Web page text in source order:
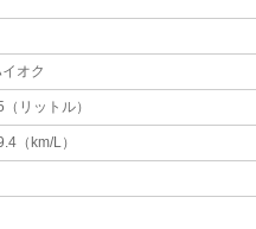
オク
（リットル）
（km/L）